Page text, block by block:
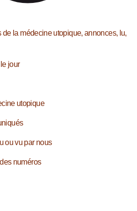
de la médecine utopique, annonces, lu,
jour
utopique
ou vu par nous
numéros